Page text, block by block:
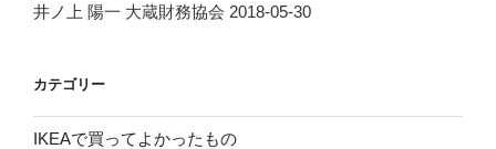
井ノ上 陽一 大蔵財務協会 2018-05-30
カテゴリー
IKEAで買ってよかったもの